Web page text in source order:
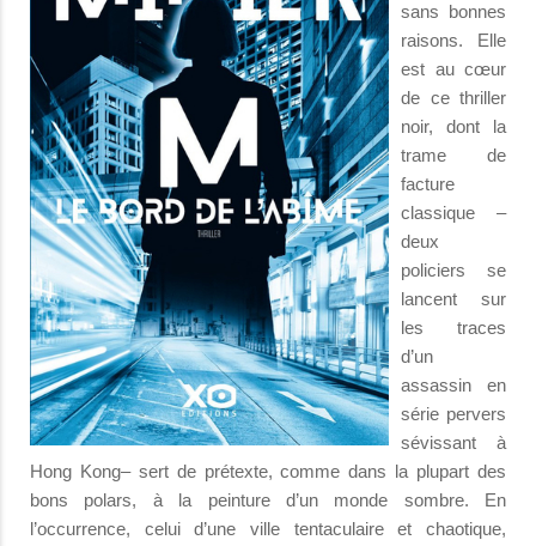
sans bonnes
raisons. Elle
est au cœur
de ce thriller
noir, dont la
trame de
facture
classique –
deux
policiers se
lancent sur
les traces
d’un
assassin en
série pervers
sévissant à
Hong Kong– sert de prétexte, comme dans la plupart des
bons polars, à la peinture d’un monde sombre. En
l’occurrence, celui d’une ville tentaculaire et chaotique,